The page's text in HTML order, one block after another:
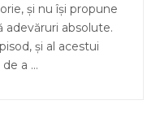
și nu își propune
adevăruri absolute.
și al acestui
a …